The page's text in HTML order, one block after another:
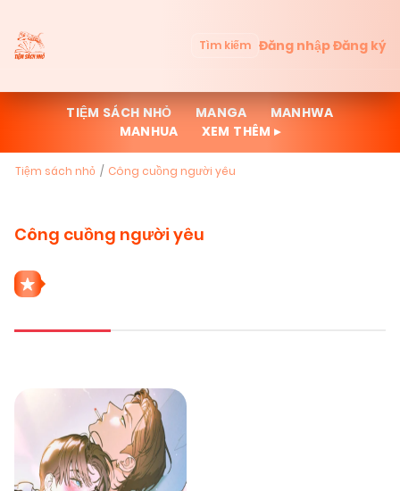
Tìm kiếm Đăng nhậpĐăng ký
TIỆM SÁCH NHỎ MANGA
MANHWA
MANHUA
XEM THÊM ▸
Tiệm sách nhỏ Công cuồng người yêu
Công cuồng người yêu